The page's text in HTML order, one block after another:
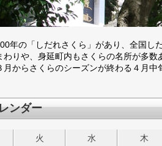
年の「しだれさくら」があり、全国し
わりや、身延町内もさくらの名所が多数
月からさくらのシーズンが終わる４月
ンダー
火 水 木